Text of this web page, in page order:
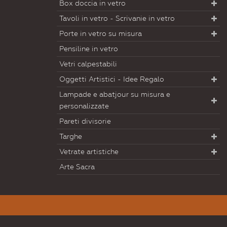
Box doccia in vetro
Tavoli in vetro - Scrivanie in vetro
Porte in vetro su misura
Pensiline in vetro
Vetri calpestabili
Oggetti Artistici - Idee Regalo
Lampade e abatjour su misura e
personalizzate
Pareti divisorie
Targhe
Vetrate artistiche
Arte Sacra